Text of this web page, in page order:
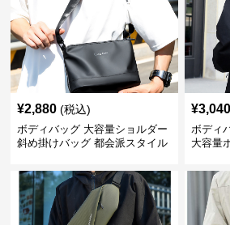
¥2,880 (税込)
ボディバッグ 大容量ショルダー
斜め掛けバッグ 都会派スタイル
¥3,040
ボディ
大容量